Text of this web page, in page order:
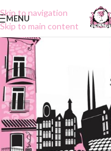
Skip to navigation
Skip to main content
MENU